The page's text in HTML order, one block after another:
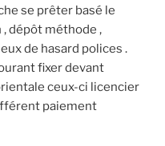
se prêter basé le
dépôt méthode ,
de hasard polices .
fixer devant
ceux-ci licencier
paiement